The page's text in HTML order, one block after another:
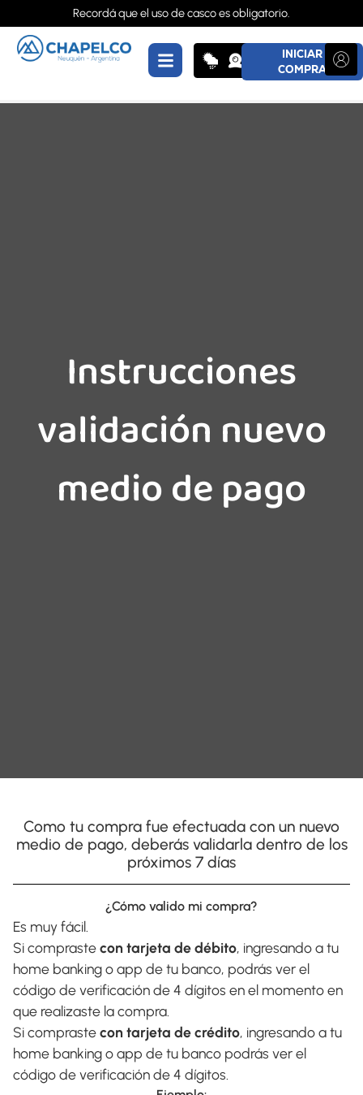
Recordá que el uso de casco es obligatorio.
INICIAR
COMPRA
Instrucciones
validación nuevo
medio de pago
Como tu compra fue efectuada con un nuevo
medio de pago, deberás validarla dentro de los
próximos 7 días
¿Cómo valido mi compra?
Es muy fácil.
Si comprastecon tarjeta de débito, ingresando a tu
home banking o app de tu banco, podrás ver el
código de verificación de 4 dígitos en el momento en
que realizaste la compra.
Si comprastecon tarjeta de crédito, ingresando a tu
home banking o app de tu banco podrás ver el
código de verificación de 4 dígitos.